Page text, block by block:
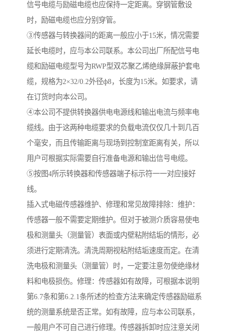
信号电缆与励磁电缆也应保持一定距离。穿钢管敷设
时，励磁电缆也应分别穿管。
③传感器与转换器间的距离一般应小于15米，情况需要
延长电缆时，应与本公司联系。本公司出厂所配信号电
缆和励磁电缆型号为RWP型双芯聚乙烯绝缘屏蔽护套电
缆，规格为2×32/0.2外径ф8，长度为15米。如要求，请
在订货时向本公司。
④本公司不提供转换器供电电源线和输出电流与频率电
缆线。由于这两种电缆要求的负载电流仅仅几十到几百
个毫安，而且传输距离与现场到控制室距离有关，所以
用户可根据实际需要自行准备电源和输出信号电缆。
⑤按图4所示转换器和传感器端子标示符一一对应接好
线。
插入式电磁传感器维护、修理和常见故障排除：维护：
传感器一般不需要定期维护。但对于被测介质容易使电
极和测量头（测量管）表面或内壁粘附结垢的情形，必
须进行定期清洗。清洗周期视粘附结垢速度而定。在清
洗电极和测量头（测量管）时，一定要注意勿使绝缘材
料和电极损伤。修理：传感器如有故障，可根据本说明
第6.7条和第6.2.1条所述的检查方法来确定传感器励磁系
统的测量系统是否正常。如有故障，应与本公司联系，
一般用户不可自己进行修理。传感器拆卸时应注意关闭